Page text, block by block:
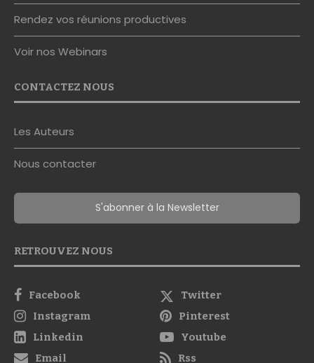
Rendez vos réunions productives
Voir nos Webinars
CONTACTEZ NOUS
Les Auteurs
Nous contacter
S'abonner à la Newsletter
RETROUVEZ NOUS
Facebook
Twitter
Instagram
Pinterest
Linkedin
Youtube
Email
Rss